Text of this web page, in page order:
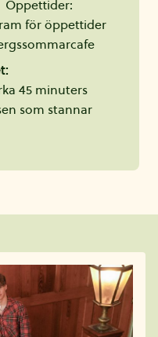
Öppettider:
för öppettider
45 minuters
som stannar